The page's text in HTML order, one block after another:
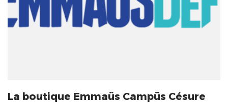
La boutique Emmaüs Campüs Césure